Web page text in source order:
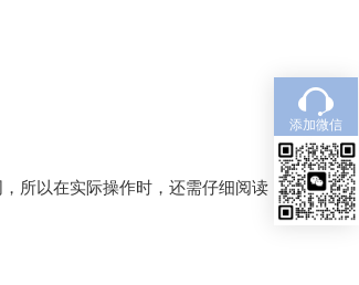
所以在实际操作时，还需仔细阅读
添加微信